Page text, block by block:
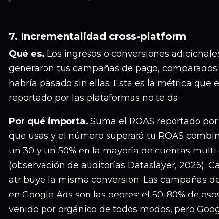
7. Incrementalidad cross-platform
Qué es. Los ingresos o conversiones
generaron tus campañas de pago,
habría pasado sin ellas. Esta es la métrica que
reportado por las plataformas no te da.
Por qué importa. Suma el ROAS reportado
que usas y el número superará tu ROAS
un 30 y un 50% en la mayoría de cuentas
(observación de auditorías Dataslayer, 2026).
atribuye la misma conversión. Las campañas
en Google Ads son las peores: el 60-80% de
venido por orgánico de todos modos, pero